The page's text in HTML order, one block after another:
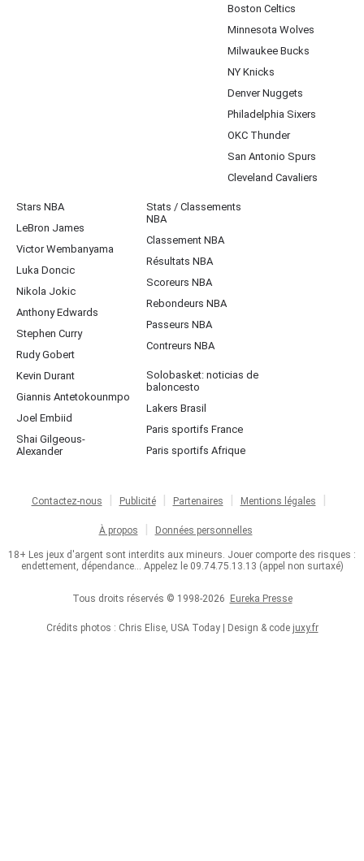
Boston Celtics
Minnesota Wolves
Milwaukee Bucks
NY Knicks
Denver Nuggets
Philadelphia Sixers
OKC Thunder
San Antonio Spurs
Cleveland Cavaliers
Stars NBA
LeBron James
Victor Wembanyama
Luka Doncic
Nikola Jokic
Anthony Edwards
Stephen Curry
Rudy Gobert
Kevin Durant
Giannis Antetokounmpo
Joel Embiid
Shai Gilgeous-
Alexander
Stats / Classements
NBA
Classement NBA
Résultats NBA
Scoreurs NBA
Rebondeurs NBA
Passeurs NBA
Contreurs NBA
Solobasket: noticias de
baloncesto
Lakers Brasil
Paris sportifs France
Paris sportifs Afrique
Contactez-nous Publicité Partenaires Mentions légales
À propos Données personnelles
18+ Les jeux d'argent sont interdits aux mineurs. Jouer comporte des risques :
endettement, dépendance... Appelez le 09.74.75.13.13 (appel non surtaxé)
Tous droits réservés © 1998-2026 Eureka Presse
Crédits photos : Chris Elise, USA Today | Design & code juxy.fr